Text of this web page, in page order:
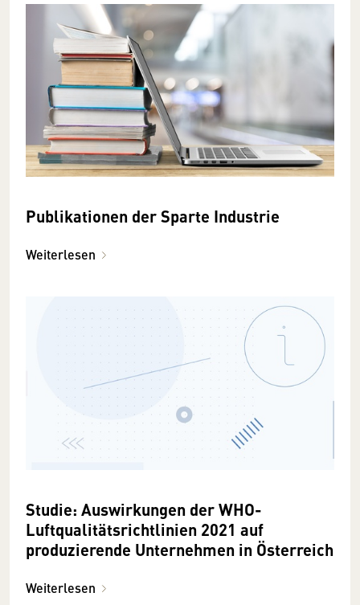
Publikationen der Sparte Industrie
Weiterlesen
Studie: Auswirkungen der WHO-
Luftqualitätsrichtlinien 2021 auf
produzierende Unternehmen in Österreich
Weiterlesen